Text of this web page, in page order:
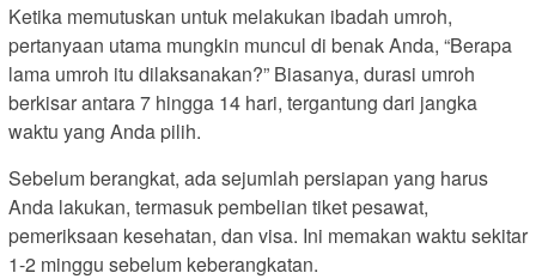
Ketika memutuskan untuk melakukan ibadah umroh,
pertanyaan utama mungkin muncul di benak Anda, “Berapa
lama umroh itu dilaksanakan?” Biasanya, durasi umroh
berkisar antara 7 hingga 14 hari, tergantung dari jangka
waktu yang Anda pilih.
Sebelum berangkat, ada sejumlah persiapan yang harus
Anda lakukan, termasuk pembelian tiket pesawat,
pemeriksaan kesehatan, dan visa. Ini memakan waktu sekitar
1-2 minggu sebelum keberangkatan.